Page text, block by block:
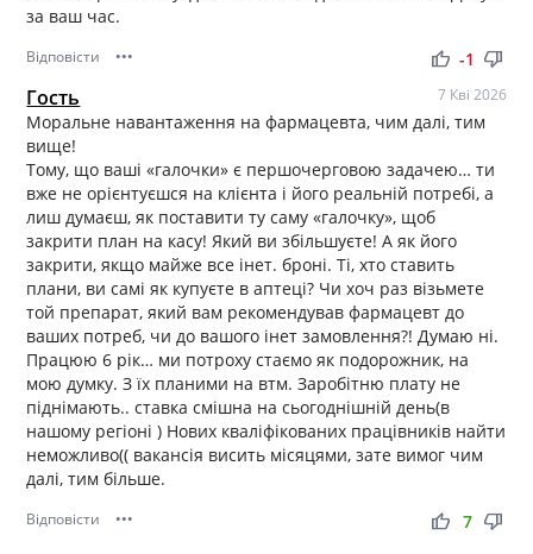
за ваш час.
Відповісти ••• thumb_up thumb_down
-1
Гость 7 Кві 2026
Моральне навантаження на фармацевта, чим далі, тим
вище!
Тому, що ваші «галочки» є першочерговою задачею… ти
вже не орієнтуєшся на клієнта і його реальній потребі, а
лиш думаєш, як поставити ту саму «галочку», щоб
закрити план на касу! Який ви збільшуєте! А як його
закрити, якщо майже все інет. броні. Ті, хто ставить
плани, ви самі як купуєте в аптеці? Чи хоч раз візьмете
той препарат, який вам рекомендував фармацевт до
ваших потреб, чи до вашого інет замовлення?! Думаю ні.
Працюю 6 рік… ми потроху стаємо як подорожник, на
мою думку. З їх планими на втм. Заробітню плату не
піднімають.. ставка смішна на сьогоднішній день(в
нашому регіоні ) Нових кваліфікованих працівників найти
неможливо(( вакансія висить місяцями, зате вимог чим
далі, тим більше.
Відповісти ••• thumb_up thumb_down
7